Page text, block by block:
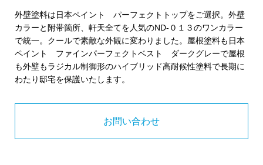
外壁塗料は日本ペイント パーフェクトトップをご選択。外壁
カラーと附帯箇所、軒天全てを人気のND-０１３のワンカラー
で統一。クールで素敵な外観に変わりました。屋根塗料も日本
ペイント ファインパーフェクトベスト ダークグレーで屋根
も外壁もラジカル制御形のハイブリッド高耐候性塗料で長期に
わたり邸宅を保護いたします。
お問い合わせ